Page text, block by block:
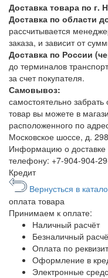
Доставка товара по
Доставка по области
рассчитывается
заказа, и зависит от
Доставка по России
до терминалов
за счет покупателя.
Самовывоз:
самостоятельно
товар вы можете в
расположенного по
Московское шоссе, д.
Информацию о доставке
телефону: +7-904-904-
Кредит
Вернусться в
оплата товара
Принимаем к оплате:
Наличный расчёт
Безналичный
Оплата по
Оформление в
Электронные